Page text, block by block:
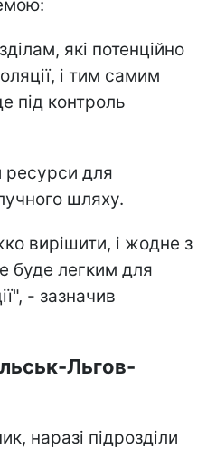
які потенційно
і тим самим
під контроль
ресурси для
шляху.
вирішити, і жодне з
буде легким для
- зазначив
Льгов-
наразі підрозділи